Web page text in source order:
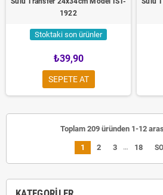
1922
Stoktaki son ürünler
₺39,90
SEPETE AT
Toplam 209 üründen 1-12
1 2 3 … 18